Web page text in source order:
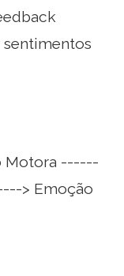
sentimentos
Motora ------
> Emoção